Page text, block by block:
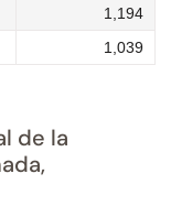
1,194
1,039
de la